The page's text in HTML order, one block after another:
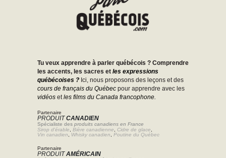
Tu veux apprendre à parler québécois ? Comprendre
les accents, les sacres et les expressions
québécoises ? Ici, nous proposons des leçons et des
cours de français du Québec pour apprendre avec les
vidéos etles films du Canada francophone.
Partenaire
PRODUITCANADIEN
Spécialiste des produits canadiens en France
Sirop d'érable
Bière canadienne Cidre de glace
Vin canadien
Whisky canadien Poutine du Québec
Partenaire
PRODUITAMÉRICAIN